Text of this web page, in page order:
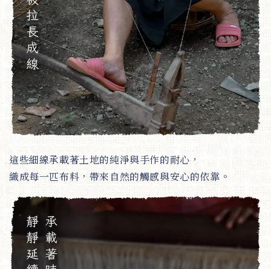
這些細線承載著土地的純淨與手作的耐心，
織成每一匹布料，帶來自然的觸感與安心的依靠。